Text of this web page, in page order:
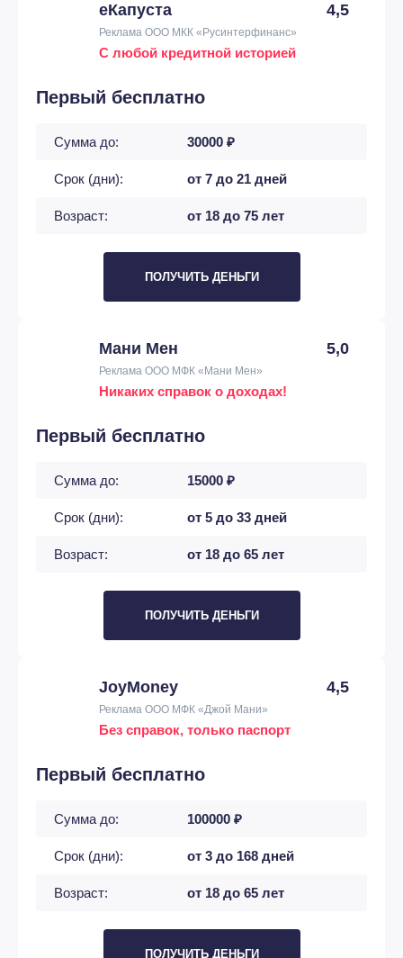
еКапуста 4,5
Реклама ООО МКК «Русинтерфинанс»
С любой кредитной историей
Первый бесплатно
Сумма до: 30000 ₽
Срок (дни): от 7 до 21 дней
Возраст: от 18 до 75 лет
ПОЛУЧИТЬ ДЕНЬГИ
Мани Мен 5,0
Реклама ООО МФК «Мани Мен»
Никаких справок о доходах!
Первый бесплатно
Сумма до: 15000 ₽
Срок (дни): от 5 до 33 дней
Возраст: от 18 до 65 лет
ПОЛУЧИТЬ ДЕНЬГИ
JoyMoney 4,5
Реклама ООО МФК «Джой Мани»
Без справок, только паспорт
Первый бесплатно
Сумма до: 100000 ₽
Срок (дни): от 3 до 168 дней
Возраст: от 18 до 65 лет
ПОЛУЧИТЬ ДЕНЬГИ